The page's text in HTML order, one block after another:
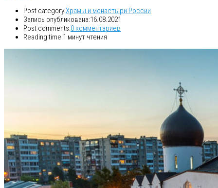
Post category:Храмы и монастыри России
Запись опубликована:16.08.2021
Post comments:0 комментариев
Reading time:1 минут чтения